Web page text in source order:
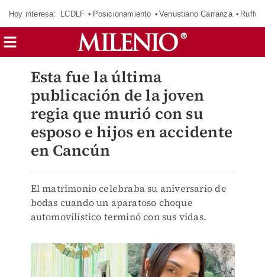
Hoy interesa: LCDLF Posicionamiento Venustiano Carranza Ruffo
Esta fue la última
publicación de la joven
regia que murió con su
esposo e hijos en accidente
en Cancún
El matrimonio celebraba su aniversario de
bodas cuando un aparatoso choque
automovilístico terminó con sus vidas.